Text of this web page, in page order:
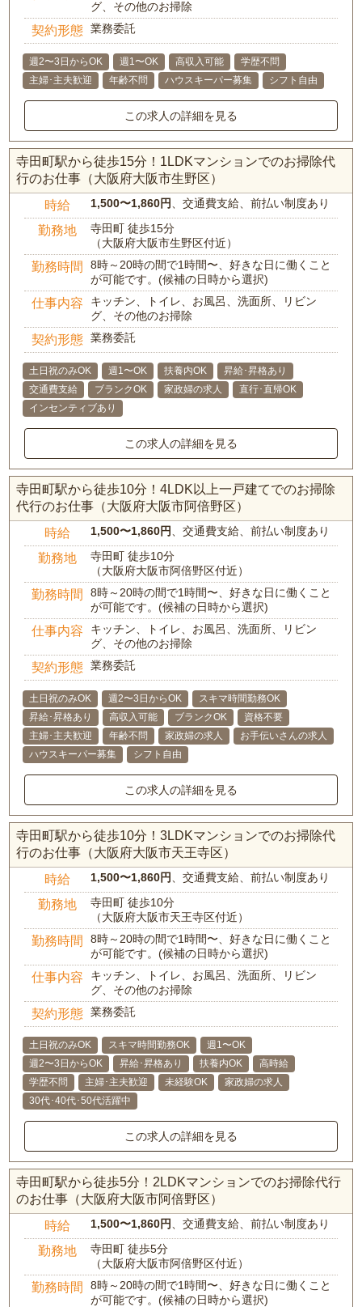
グ、その他のお掃除
契約形態 業務委託
週2〜3日からOK 週1〜OK 高収入可能
学歴不問
主婦･主夫歓迎
年齢不問 ハウスキーパー募集 シフト自由
この求人の詳細を見る
寺田町駅から徒歩15分！1LDKマンションでのお掃除代
行のお仕事（大阪府大阪市生野区）
時給 1,500〜1,860円 、交通費支給、前払い制度あり
勤務地
寺田町 徒歩15分
（大阪府大阪市生野区付近）
勤務時間
8時～20時の間で1時間〜、好きな日に働くこと
が可能です。(候補の日時から選択)
仕事内容
キッチン、トイレ、お風呂、洗面所、リビン
グ、その他のお掃除
契約形態 業務委託
土日祝のみOK 週1〜OK 扶養内OK
昇給･昇格あり
交通費支給
ブランクOK 家政婦の求人
直行･直帰OK
インセンティブあり
この求人の詳細を見る
寺田町駅から徒歩10分！4LDK以上一戸建てでのお掃除
代行のお仕事（大阪府大阪市阿倍野区）
時給 1,500〜1,860円 、交通費支給、前払い制度あり
勤務地
寺田町 徒歩10分
（大阪府大阪市阿倍野区付近）
勤務時間
8時～20時の間で1時間〜、好きな日に働くこと
が可能です。(候補の日時から選択)
仕事内容
キッチン、トイレ、お風呂、洗面所、リビン
グ、その他のお掃除
契約形態 業務委託
土日祝のみOK 週2〜3日からOK
スキマ時間勤務OK
昇給･昇格あり
高収入可能 ブランクOK
資格不要
主婦･主夫歓迎
年齢不問 家政婦の求人
お手伝いさんの求人
ハウスキーパー募集
シフト自由
この求人の詳細を見る
寺田町駅から徒歩10分！3LDKマンションでのお掃除代
行のお仕事（大阪府大阪市天王寺区）
時給 1,500〜1,860円 、交通費支給、前払い制度あり
勤務地
寺田町 徒歩10分
（大阪府大阪市天王寺区付近）
勤務時間
8時～20時の間で1時間〜、好きな日に働くこと
が可能です。(候補の日時から選択)
仕事内容
キッチン、トイレ、お風呂、洗面所、リビン
グ、その他のお掃除
契約形態 業務委託
土日祝のみOK スキマ時間勤務OK
週1〜OK
週2〜3日からOK
昇給･昇格あり 扶養内OK
高時給
学歴不問
主婦･主夫歓迎 未経験OK
家政婦の求人
30代･40代･50代活躍中
この求人の詳細を見る
寺田町駅から徒歩5分！2LDKマンションでのお掃除代行
のお仕事（大阪府大阪市阿倍野区）
時給 1,500〜1,860円 、交通費支給、前払い制度あり
勤務地
寺田町 徒歩5分
（大阪府大阪市阿倍野区付近）
勤務時間
8時～20時の間で1時間〜、好きな日に働くこと
が可能です。(候補の日時から選択)